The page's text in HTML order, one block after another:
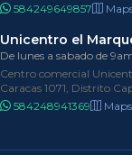
584249649857
Unicentro el
De lunes a sabado de
Centro comercial
Caracas 1071, Distrito
584248941369
Maps